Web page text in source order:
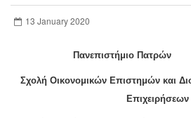
13 January 2020
Πανεπιστήμιο Πατρών
Σχολή Οικονομικών Επιστημών και
Επιχειρήσεων